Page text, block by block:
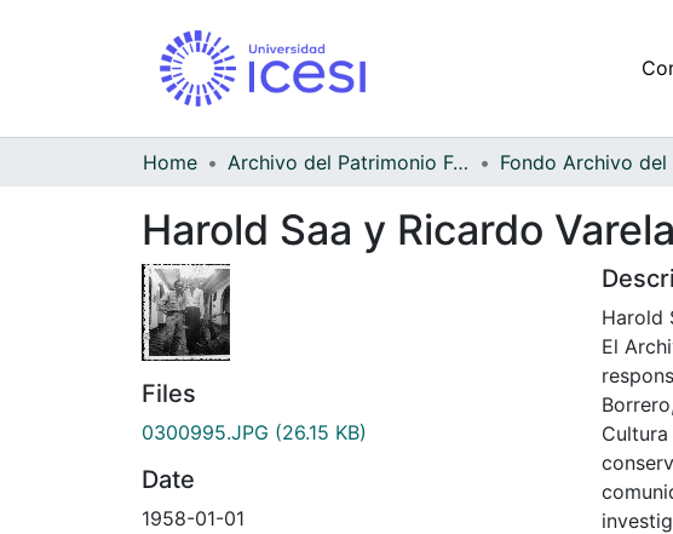
Home Archivo del Patrimonio Fotográfico y Fílmico del Valle del Cauca
Harold Saa y Ricardo Varela
Files
0300995.JPG (26.15 KB)
Date
1958-01-01
Harold
El